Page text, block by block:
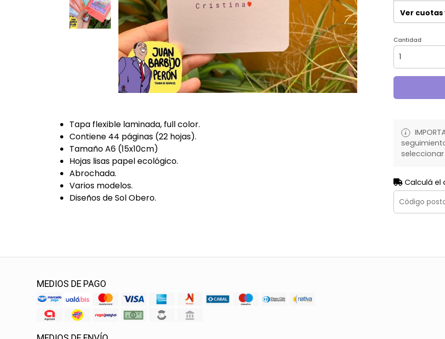
Tapa flexible laminada, full color.
Contiene 44 páginas (22 hojas).
Tamaño A6 (15x10cm)
Hojas lisas papel ecológico.
Abrochada.
Varios modelos.
Diseños de Sol Obero.
Ver
Cantidad
Calculá el
MEDIOS DE PAGO